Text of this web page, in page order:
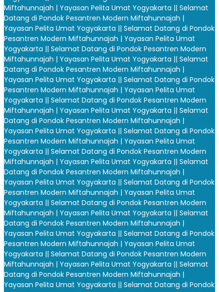
Miftahunnajah | Yayasan Pelita Umat Yogyakarta || Selamat
Datang di Pondok Pesantren Modern Miftahunnajah |
Yayasan Pelita Umat Yogyakarta || Selamat Datang di Pondok
Pesantren Modern Miftahunnajah | Yayasan Pelita Umat
Yogyakarta || Selamat Datang di Pondok Pesantren Modern
Miftahunnajah | Yayasan Pelita Umat Yogyakarta || Selamat
Datang di Pondok Pesantren Modern Miftahunnajah |
Yayasan Pelita Umat Yogyakarta || Selamat Datang di Pondok
Pesantren Modern Miftahunnajah | Yayasan Pelita Umat
Yogyakarta || Selamat Datang di Pondok Pesantren Modern
Miftahunnajah | Yayasan Pelita Umat Yogyakarta || Selamat
Datang di Pondok Pesantren Modern Miftahunnajah |
Yayasan Pelita Umat Yogyakarta || Selamat Datang di Pondok
Pesantren Modern Miftahunnajah | Yayasan Pelita Umat
Yogyakarta || Selamat Datang di Pondok Pesantren Modern
Miftahunnajah | Yayasan Pelita Umat Yogyakarta || Selamat
Datang di Pondok Pesantren Modern Miftahunnajah |
Yayasan Pelita Umat Yogyakarta || Selamat Datang di Pondok
Pesantren Modern Miftahunnajah | Yayasan Pelita Umat
Yogyakarta || Selamat Datang di Pondok Pesantren Modern
Miftahunnajah | Yayasan Pelita Umat Yogyakarta || Selamat
Datang di Pondok Pesantren Modern Miftahunnajah |
Yayasan Pelita Umat Yogyakarta || Selamat Datang di Pondok
Pesantren Modern Miftahunnajah | Yayasan Pelita Umat
Yogyakarta || Selamat Datang di Pondok Pesantren Modern
Miftahunnajah | Yayasan Pelita Umat Yogyakarta || Selamat
Datang di Pondok Pesantren Modern Miftahunnajah |
Yayasan Pelita Umat Yogyakarta || Selamat Datang di Pondok